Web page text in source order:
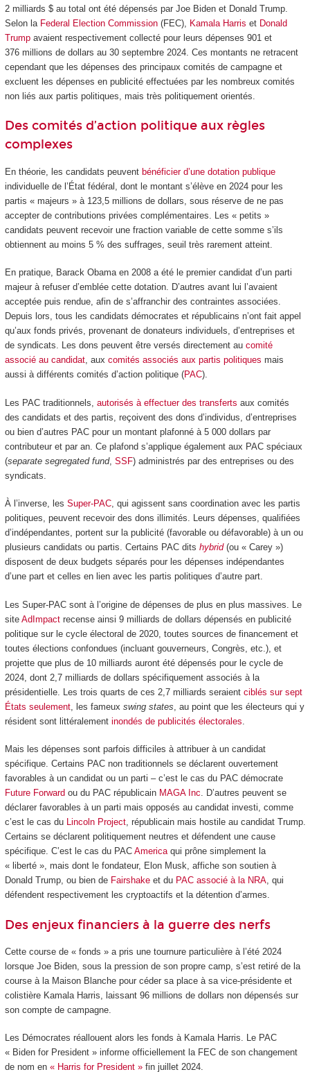
2 milliards $ au total ont été dépensés par Joe Biden et Donald Trump.
Selon la Federal Election Commission(FEC), Kamala Harris et Donald
Trumpavaient respectivement collecté pour leurs dépenses 901 et
376 millions de dollars au 30 septembre 2024. Ces montants ne retracent
cependant que les dépenses des principaux comités de campagne et
excluent les dépenses en publicité effectuées par les nombreux comités
non liés aux partis politiques, mais très politiquement orientés.
Des comités d’action politique aux règles
complexes
En théorie, les candidats peuvent bénéficier d’une dotation publique
individuelle de l’État fédéral, dont le montant s’élève en 2024 pour les
partis « majeurs » à 123,5 millions de dollars, sous réserve de ne pas
accepter de contributions privées complémentaires. Les « petits »
candidats peuvent recevoir une fraction variable de cette somme s’ils
obtiennent au moins 5 % des suffrages, seuil très rarement atteint.
En pratique, Barack Obama en 2008 a été le premier candidat d’un parti
majeur à refuser d’emblée cette dotation. D’autres avant lui l’avaient
acceptée puis rendue, afin de s’affranchir des contraintes associées.
Depuis lors, tous les candidats démocrates et républicains n’ont fait appel
qu’aux fonds privés, provenant de donateurs individuels, d’entreprises et
de syndicats. Les dons peuvent être versés directement au comité
associé au candidat, aux comités associés aux partis politiques mais
aussi à différents comités d’action politique (PAC).
Les PAC traditionnels, autorisés à effectuer des transferts aux comités
des candidats et des partis, reçoivent des dons d’individus, d’entreprises
ou bien d’autres PAC pour un montant plafonné à 5 000 dollars par
contributeur et par an. Ce plafond s’applique également aux PAC spéciaux
(separate segregated fund, SSF) administrés par des entreprises ou des
syndicats.
À l’inverse, les Super-PAC, qui agissent sans coordination avec les partis
politiques, peuvent recevoir des dons illimités. Leurs dépenses, qualifiées
d’indépendantes, portent sur la publicité (favorable ou défavorable) à un ou
plusieurs candidats ou partis. Certains PAC dits hybrid(ou « Carey »)
disposent de deux budgets séparés pour les dépenses indépendantes
d’une part et celles en lien avec les partis politiques d’autre part.
Les Super-PAC sont à l’origine de dépenses de plus en plus massives. Le
site AdImpactrecense ainsi 9 milliards de dollars dépensés en publicité
politique sur le cycle électoral de 2020, toutes sources de financement et
toutes élections confondues (incluant gouverneurs, Congrès, etc.), et
projette que plus de 10 milliards auront été dépensés pour le cycle de
2024, dont 2,7 milliards de dollars spécifiquement associés à la
présidentielle. Les trois quarts de ces 2,7 milliards seraient ciblés sur sept
États seulement, les fameux swing states , au point que les électeurs qui y
résident sont littéralement inondés de publicités électorales
Mais les dépenses sont parfois difficiles à attribuer à un candidat
spécifique. Certains PAC non traditionnels se déclarent ouvertement
favorables à un candidat ou un parti – c’est le cas du PAC démocrate
Future Forward ou du PAC républicain MAGA Inc. D’autres peuvent se
déclarer favorables à un parti mais opposés au candidat investi, comme
c’est le cas du Lincoln Project, républicain mais hostile au candidat Trump.
Certains se déclarent politiquement neutres et défendent une cause
spécifique. C’est le cas du PAC Americaqui prône simplement la
« liberté », mais dont le fondateur, Elon Musk, affiche son soutien à
Donald Trump, ou bien de Fairshakeet du PAC associé à la NRA, qui
défendent respectivement les cryptoactifs et la détention d’armes.
Des enjeux financiers à la guerre des nerfs
Cette course de « fonds » a pris une tournure particulière à l’été 2024
lorsque Joe Biden, sous la pression de son propre camp, s’est retiré de la
course à la Maison Blanche pour céder sa place à sa vice-présidente et
colistière Kamala Harris, laissant 96 millions de dollars non dépensés sur
son compte de campagne.
Les Démocrates réallouent alors les fonds à Kamala Harris. Le PAC
« Biden for President » informe officiellement la FEC de son changement
de nom en « Harris for President »fin juillet 2024.